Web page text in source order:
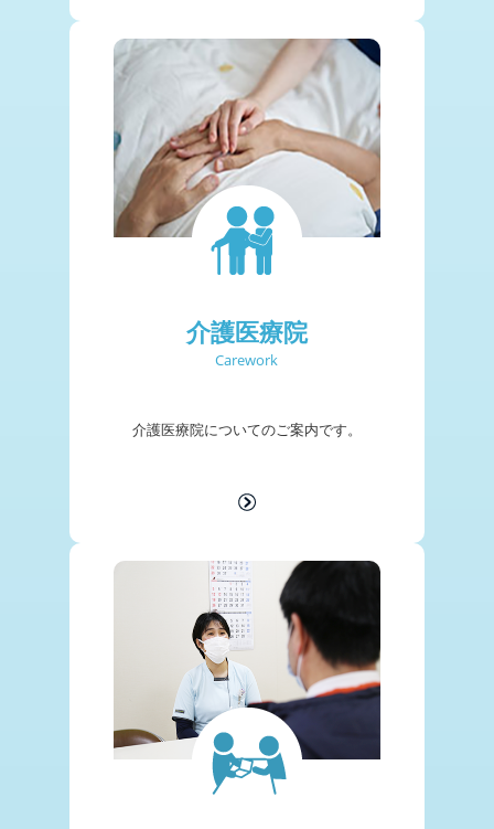
介護医療院
Carework
介護医療院についてのご案内です。